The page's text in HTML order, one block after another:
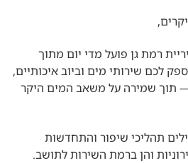
רמת גן פועל מדי יום מתוך
לכם שירותי מים וביוב איכותיים,
— תוך שמירה על משאב המים היקר
תהליכי שיפור והתחדשות
והן ברמת השירות לתושב.